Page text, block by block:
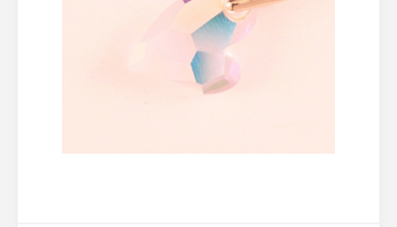
Logga in
Glömt lösenordet? Fixa ett nytt här!
Skicka